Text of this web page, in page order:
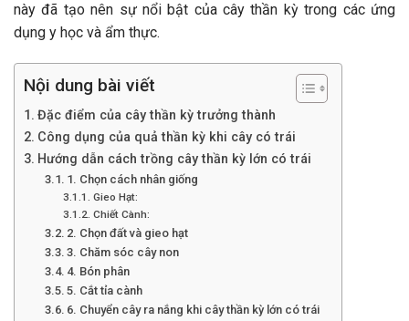
này đã tạo nên sự nổi bật của cây thần kỳ trong các ứng
dụng y học và ẩm thực.
Nội dung bài viết
Đặc điểm của cây thần kỳ trưởng thành
Công dụng của quả thần kỳ khi cây có trái
Hướng dẫn cách trồng cây thần kỳ lớn có trái
1. Chọn cách nhân giống
Gieo Hạt:
Chiết Cành:
2. Chọn đất và gieo hạt
3. Chăm sóc cây non
4. Bón phân
5. Cắt tỉa cành
6. Chuyển cây ra nắng khi cây thần kỳ lớn có trái